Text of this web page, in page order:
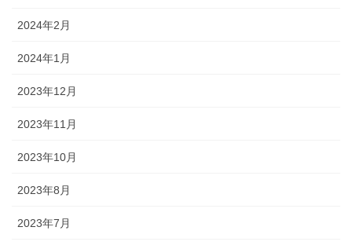
2024年2月
2024年1月
2023年12月
2023年11月
2023年10月
2023年8月
2023年7月